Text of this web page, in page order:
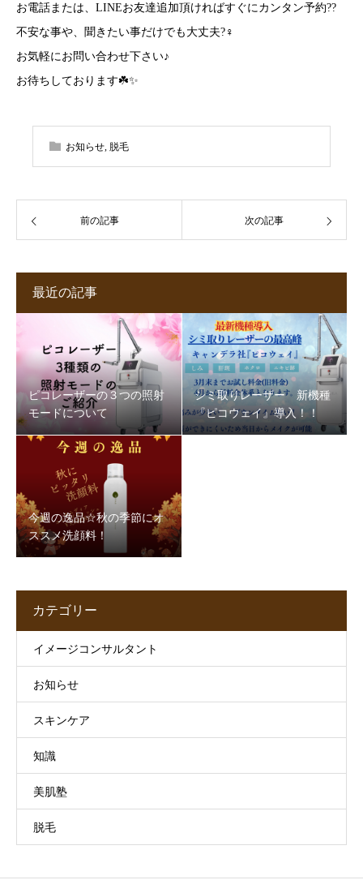
お電話または、LINEお友達追加頂ければすぐにカンタン予約??
不安な事や、聞きたい事だけでも大丈夫?‍♀️
お気軽にお問い合わせ下さい♪
お待ちしております☘️✨
お知らせ, 脱毛
前の記事 次の記事
最近の記事
ピコレーザーの３つの照射
モードについて
シミ取りレーザー 新機種
『ピコウェイ』導入！！
今週の逸品☆秋の季節にオ
ススメ洗顔料！
カテゴリー
イメージコンサルタント
お知らせ
スキンケア
知識
美肌塾
脱毛